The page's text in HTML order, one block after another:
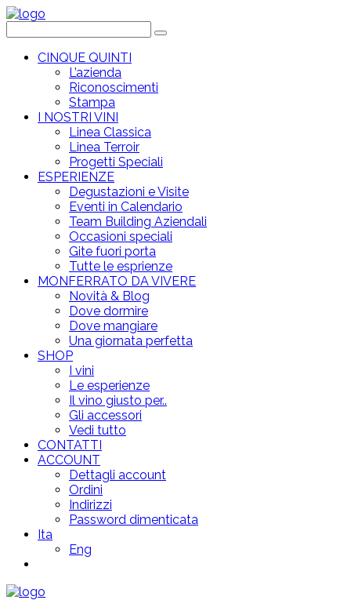
CINQUE QUINTI
L’azienda
Riconoscimenti
Stampa
I NOSTRI VINI
Linea Classica
Linea Terroir
Progetti Speciali
ESPERIENZE
Degustazioni e Visite
Eventi in Calendario
Team Building Aziendali
Occasioni speciali
Gite fuori porta
Tutte le esprienze
MONFERRATO DA VIVERE
Novità & Blog
Dove dormire
Dove mangiare
Una giornata perfetta
SHOP
I vini
Le esperienze
Il vino giusto per..
Gli accessori
Vedi tutto
CONTATTI
ACCOUNT
Dettagli account
Ordini
Indirizzi
Password dimenticata
Ita
Eng